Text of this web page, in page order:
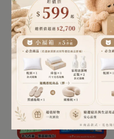
條根便攜型10倍舒活滾珠
60ML
NT$220~NT$399
已售完